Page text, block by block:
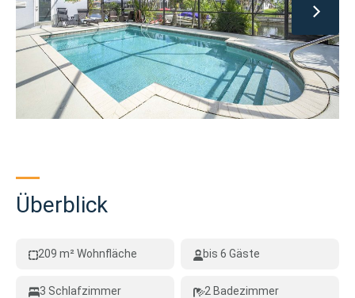
Überblick
209 m² Wohnfläche bis 6 Gäste
3 Schlafzimmer 2 Badezimmer